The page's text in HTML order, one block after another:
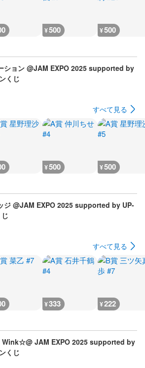
¥500 ¥500
ション @JAM EXPO 2025 supported by
くじ
すべて見る
¥500 ¥500
ジ @JAM EXPO 2025 supported by UP-
すべて見る
¥333 ¥222
JAM EXPO 2025 supported by
くじ